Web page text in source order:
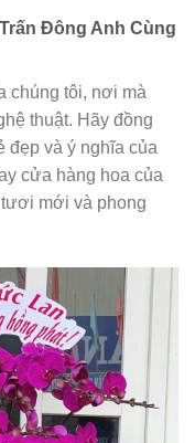
Đông Anh Cùng
chúng tôi, nơi mà
thuật. Hãy đồng
đẹp và ý nghĩa của
cửa hàng hoa của
mới và phong